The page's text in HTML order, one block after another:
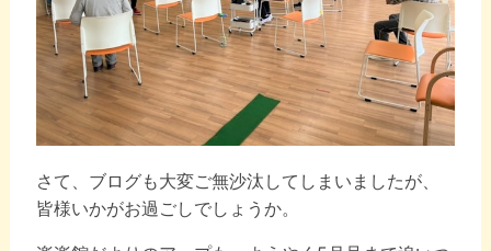
さて、ブログも大変ご無沙汰してしまいましたが、
皆様いかがお過ごしでしょうか。